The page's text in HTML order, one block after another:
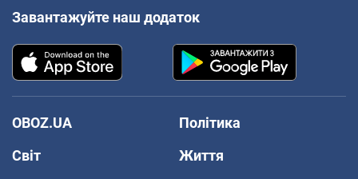
Завантажуйте наш додаток
OBOZ.UA
Політика
Світ
Життя